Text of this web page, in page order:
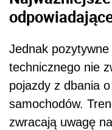
Jednak
technicznego nie
pojazdy z dbania
samochodów.
zwracają uwagę